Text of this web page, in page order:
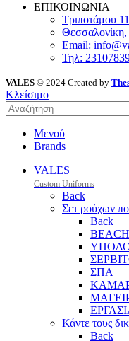
ΕΠΙΚΟΙΝΩΝΙΑ
Τριποτάμου
Email:
Τηλ:
VALES © 2024 Created by
Κλείσιμο
Μενού
Brands
VALES
Custom Uniforms
Back
Σετ ρούχων
Back
ΣΠΑ
Κάντε τους
Back